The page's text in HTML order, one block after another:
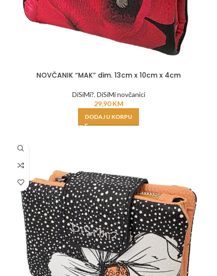
NOVČANIK “MAK” dim. 13cm x 10cm x 4cm
DiSiMi?, DiSiMi novčanici
29,90KM
DODAJ U KORPU